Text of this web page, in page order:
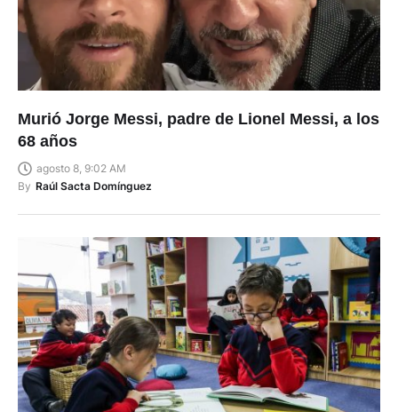
Murió Jorge Messi, padre de Lionel Messi, a los
68 años
agosto 8, 9:02 AM
By Raúl Sacta Domínguez